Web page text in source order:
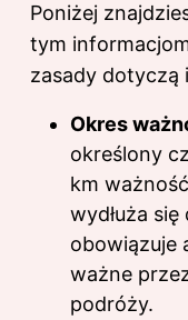
Poniżej
tym
zasady dotyczą
Okres
określony
km
wydłuża
obowiązuje
ważne
podróży.